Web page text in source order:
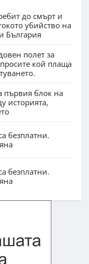
до смърт и
убийство на
България
полет за
кой плаща
първия блок на
историята,
безплатни.
безплатни.